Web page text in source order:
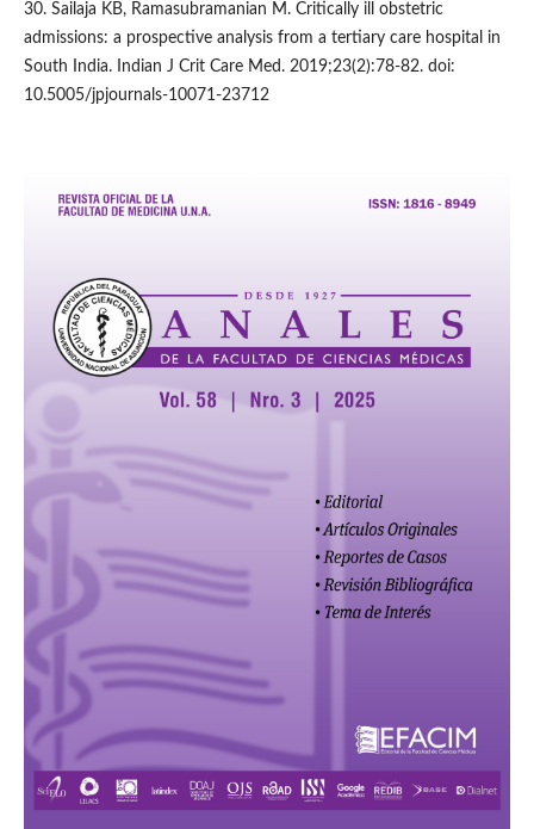
30. Sailaja KB, Ramasubramanian M. Critically ill obstetric
admissions: a prospective analysis from a tertiary care hospital in
South India. Indian J Crit Care Med. 2019;23(2):78-82. doi:
10.5005/jpjournals-10071-23712